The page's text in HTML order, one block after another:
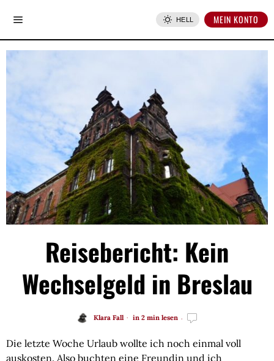
HELL MEIN KONTO
Reisebericht: Kein
Wechselgeld in Breslau
Klara Fall in 2 min lesen
Die letzte Woche Urlaub wollte ich noch einmal voll
auskosten. Also buchten eine Freundin und ich